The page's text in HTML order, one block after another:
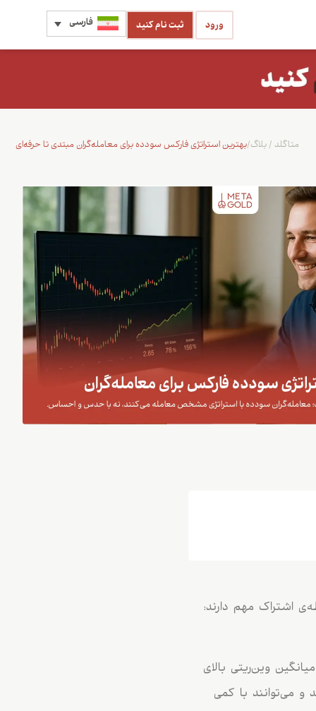
فارسی ثبت نام کنید ورود
بهترین استراتژی فارکس سودده برای معامله‌گران مبتدی تا حرفه‌ای متاگلد /بلاگ/
اشتراک مهم دارند:
میانگین وین‌ریتی بالای
و می‌توانند با کمی